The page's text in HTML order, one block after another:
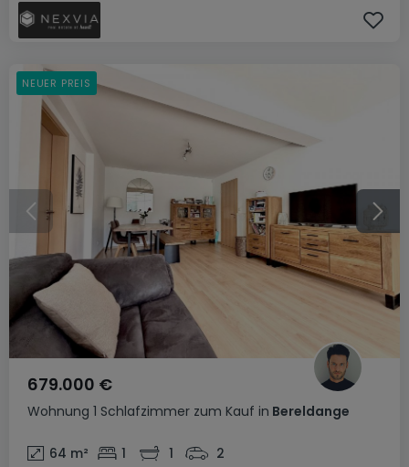
Wohnung 1 Schlafzimmer zum Kauf in Bereldange
679.000 €
64 m² 1 1 2
NEUER PREIS